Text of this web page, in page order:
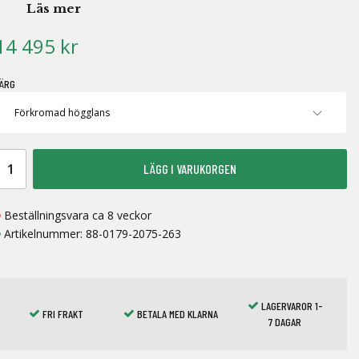
Läs mer
495 kr
LÄGG I VARUKORGEN
Beställningsvara ca 8 veckor
Artikelnummer:88-0179-2075-263
FRI FRAKT BETALA MED KLARNA
LAGERVAROR 1-
7 DAGAR